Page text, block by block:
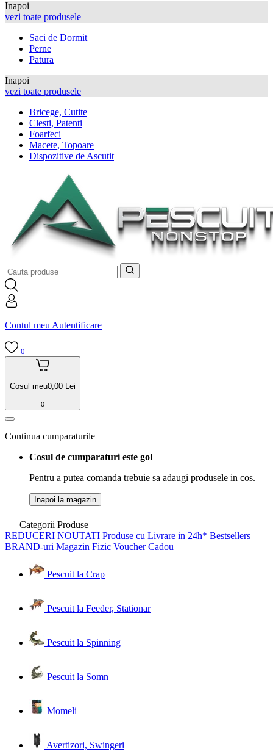
Inapoi
vezi toate produsele
Saci de Dormit
Perne
Patura
Inapoi
vezi toate produsele
Bricege, Cutite
Clesti, Patenti
Foarfeci
Macete, Topoare
Dispozitive de Ascutit
Contul meu Autentificare
0
Cosul meu0,00 Lei
0
Continua cumparaturile
Cosul de cumparaturi este gol
Pentru a putea comanda trebuie sa adaugi produsele in cos.
Inapoi la magazin
Categorii Produse
REDUCERI NOUTATI Produse cu Livrare in 24h* Bestsellers
BRAND-uri Magazin Fizic Voucher Cadou
Pescuit la Crap
Pescuit la Feeder, Stationar
Pescuit la Spinning
Pescuit la Somn
Momeli
Avertizori, Swingeri